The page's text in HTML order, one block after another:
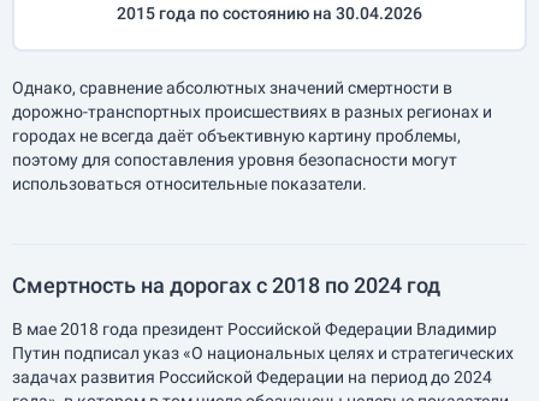
2015 года по состоянию на 30.04.2026
Однако, сравнение абсолютных значений смертности в
дорожно-транспортных происшествиях в разных регионах и
городах не всегда даёт объективную картину проблемы,
поэтому для сопоставления уровня безопасности могут
использоваться относительные показатели.
Смертность на дорогах с 2018 по 2024 год
В мае 2018 года президент Российской Федерации Владимир
Путин подписал указ «О национальных целях и стратегических
задачах развития Российской Федерации на период до 2024